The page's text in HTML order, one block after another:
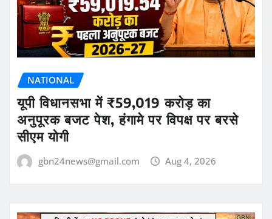
NATIONAL
यूपी विधानसभा में ₹59,019 करोड़ का
अनुपूरक बजट पेश, हंगामे पर विपक्ष पर बरसे
सीएम योगी
gbn24news@gmail.com Aug 4, 2026